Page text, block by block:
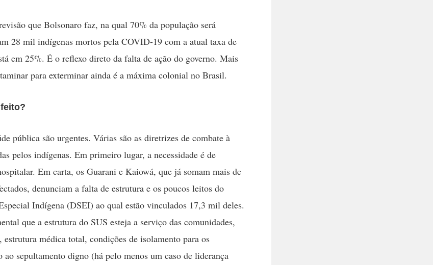
que Bolsonaro faz, na qual 70% da população será
28 mil indígenas mortos pela COVID-19 com a atual taxa de
em 25%. É o reflexo direto da falta de ação do governo. Mais
para exterminar ainda é a máxima colonial no Brasil.
pública são urgentes. Várias são as diretrizes de combate à
pelos indígenas. Em primeiro lugar, a necessidade é de
Em carta, os Guarani e Kaiowá, que já somam mais de
denunciam a falta de estrutura e os poucos leitos do
Indígena (DSEI) ao qual estão vinculados 17,3 mil deles.
que a estrutura do SUS esteja a serviço das comunidades,
médica total, condições de isolamento para os
ao sepultamento digno (há pelo menos um caso de liderança